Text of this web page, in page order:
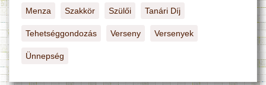
Menza Szakkör Szülői Tanári Díj
Tehetséggondozás Verseny Versenyek
Ünnepség